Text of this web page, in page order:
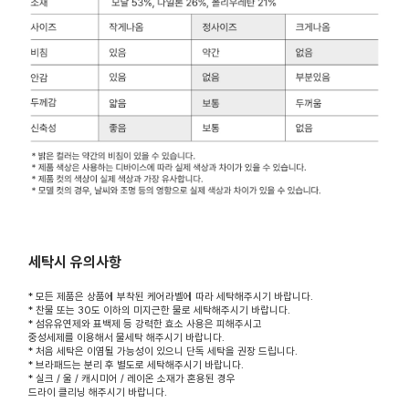
세탁시 유의사항
* 모든 제품은 상품에 부착된 케어라벨에 따라 세탁해주시기 바랍니다.
* 찬물 또는 30도 이하의 미지근한 물로 세탁해주시기 바랍니다.
* 섬유유연제와 표백제 등 강력한 효소 사용은 피해주시고
중성세제를 이용해서 물세탁 해주시기 바랍니다.
* 처음 세탁은 이염될 가능성이 있으니 단독 세탁을 권장 드립니다.
* 브라패드는 분리 후 별도로 세탁해주시기 바랍니다.
* 실크 / 울 / 캐시미어 / 레이온 소재가 혼용된 경우
드라이 클리닝 해주시기 바랍니다.